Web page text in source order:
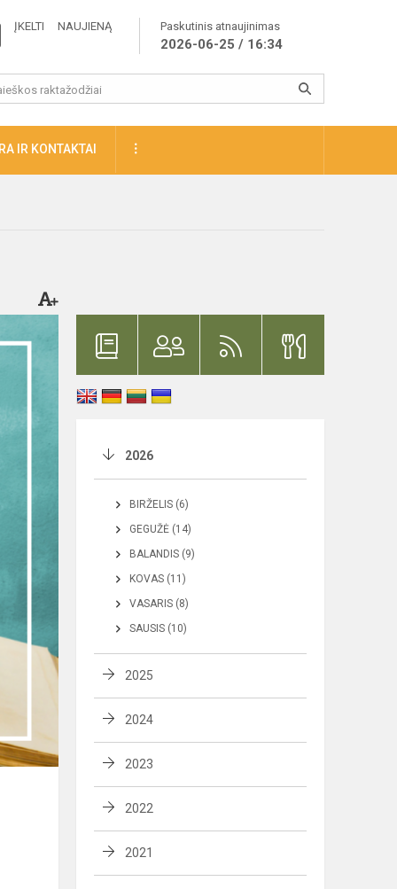
ĮKELTI NAUJIENĄ Paskutinis atnaujinimas
2026-06-25 / 16:34
IR KONTAKTAI
2026
BIRŽELIS (6)
GEGUŽĖ (14)
BALANDIS (9)
KOVAS (11)
VASARIS (8)
SAUSIS (10)
2025
2024
2023
2022
2021